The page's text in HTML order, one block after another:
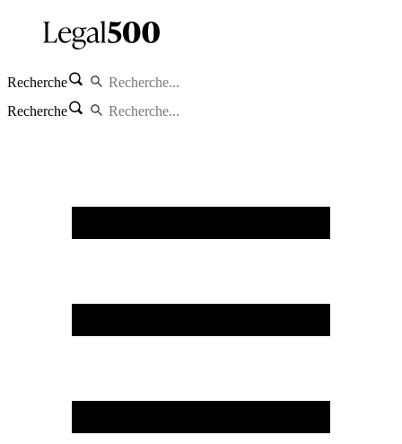
Recherche
Recherche